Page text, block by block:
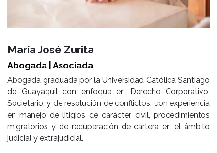
María José Zurita
Abogada | Asociada
Abogada graduada por la Universidad Católica Santiago
de Guayaquil con enfoque en Derecho Corporativo,
Societario, y de resolución de conflictos, con experiencia
en manejo de litigios de carácter civil, procedimientos
migratorios y de recuperación de cartera en el ámbito
judicial y extrajudicial.